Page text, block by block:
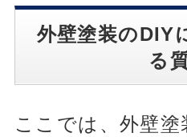
外壁塗装のDIY
る
ここでは、外壁